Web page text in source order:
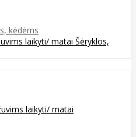
kėdėms
laikyti/ matai Šėryklos,
laikyti/ matai